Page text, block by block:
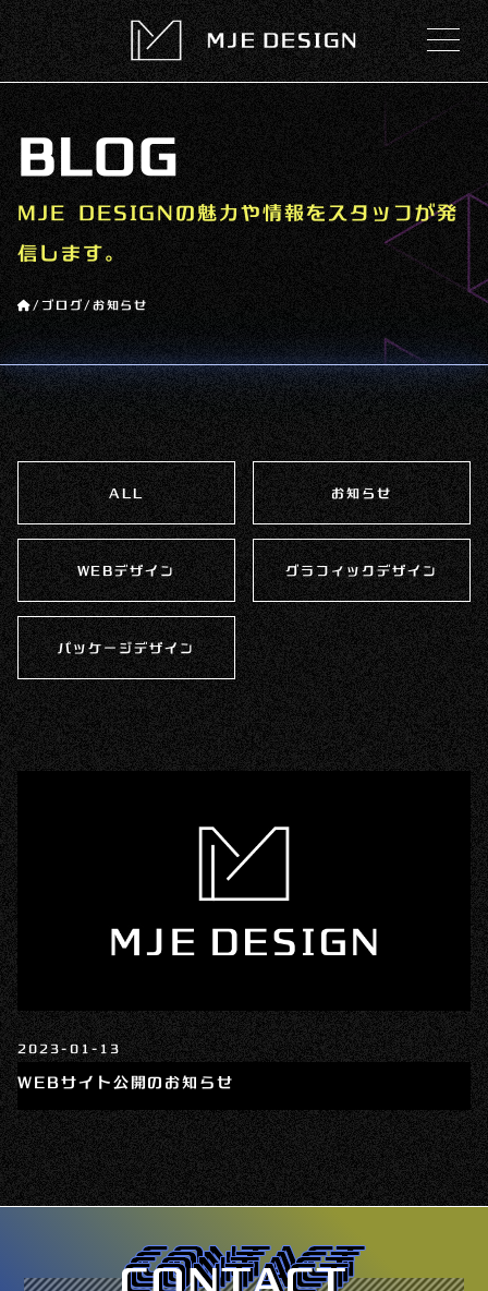
BLOG
MJE DESIGNの魅力や情報をスタッフが発
信します。
/ ブログ / お知らせ
ALL お知らせ
WEBデザイン グラフィックデザイン
パッケージデザイン
2023-01-13
WEBサイト公開のお知らせ